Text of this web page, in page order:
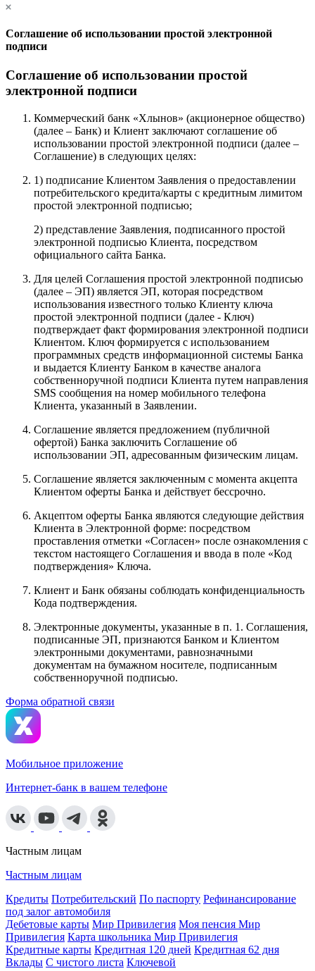
Соглашение об использовании простой электронной
подписи
Соглашение об использовании простой
электронной подписи
Коммерческий банк «Хлынов» (акционерное общество)
(далее – Банк) и Клиент заключают соглашение об
использовании простой электронной подписи (далее –
Соглашение) в следующих целях:
1) подписание Клиентом Заявления о предоставлении
потребительского кредита/карты с кредитным лимитом
простой электронной подписью;
2) представление Заявления, подписанного простой
электронной подписью Клиента, посредством
официального сайта Банка.
Для целей Соглашения простой электронной подписью
(далее – ЭП) является ЭП, которая посредством
использования известного только Клиенту ключа
простой электронной подписи (далее - Ключ)
подтверждает факт формирования электронной подписи
Клиентом. Ключ формируется с использованием
программных средств информационной системы Банка
и выдается Клиенту Банком в качестве аналога
собственноручной подписи Клиента путем направления
SMS сообщения на номер мобильного телефона
Клиента, указанный в Заявлении.
Соглашение является предложением (публичной
офертой) Банка заключить Соглашение об
использовании ЭП, адресованным физическим лицам.
Соглашение является заключенным с момента акцепта
Клиентом оферты Банка и действует бессрочно.
Акцептом оферты Банка являются следующие действия
Клиента в Электронной форме: посредством
проставления отметки «Согласен» после ознакомления с
текстом настоящего Соглашения и ввода в поле «Код
подтверждения» Ключа.
Клиент и Банк обязаны соблюдать конфиденциальность
Кода подтверждения.
Электронные документы, указанные в п. 1. Соглашения,
подписанные ЭП, признаются Банком и Клиентом
электронными документами, равнозначными
документам на бумажном носителе, подписанным
собственноручной подписью.
Форма обратной связи
Мобильное приложение
Интернет-банк в вашем телефоне
Частным лицам
Частным лицам
Кредиты Потребительский По паспорту Рефинансирование
под залог автомобиля
Дебетовые карты Мир Привилегия Моя пенсия Мир
Привилегия Карта школьника Мир Привилегия
Кредитные карты Кредитная 120 дней Кредитная 62 дня
Вклады С чистого листа Ключевой